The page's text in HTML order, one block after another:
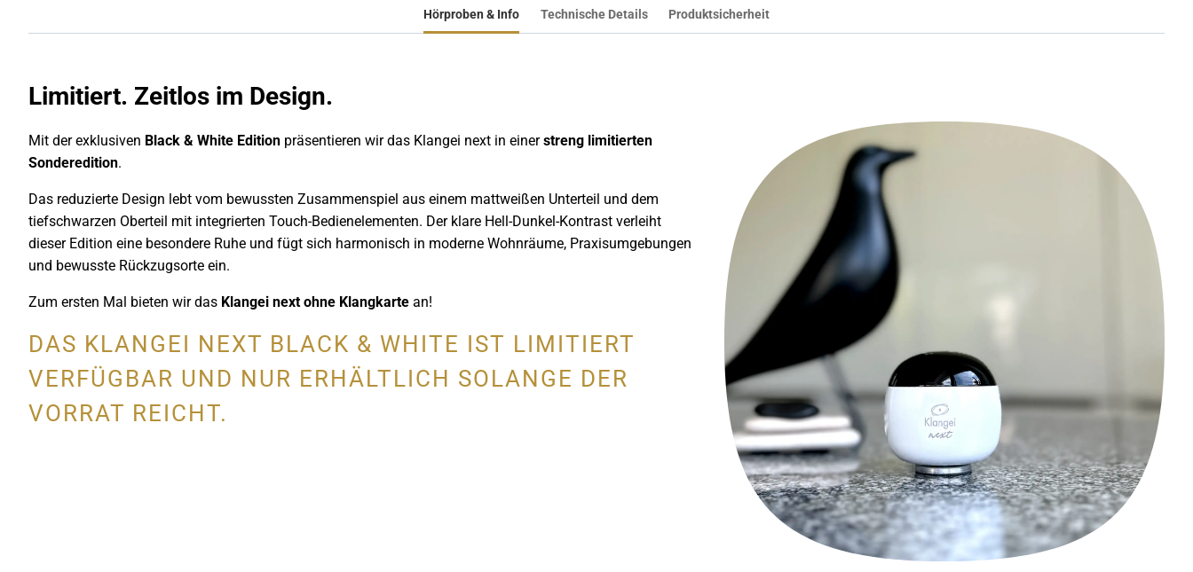
Hörproben & Info Technische Details Produktsicherheit
Limitiert. Zeitlos im Design.
Mit der exklusiven Black & White Edition präsentieren wir das Klangei next in einerstreng limitierten
Sonderedition.
Das reduzierte Design lebt vom bewussten Zusammenspiel aus einem mattweißen Unterteil und dem
tiefschwarzen Oberteil mit integrierten Touch-Bedienelementen. Der klare Hell-Dunkel-Kontrast verleiht
dieser Edition eine besondere Ruhe und fügt sich harmonisch in moderne Wohnräume, Praxisumgebungen
und bewusste Rückzugsorte ein.
Zum ersten Mal bieten wir das Klangei next ohne Klangkarte an!
DAS KLANGEI NEXT BLACK & WHITE IST LIMITIERT
VERFÜGBAR UND NUR ERHÄLTLICH SOLANGE DER
VORRAT REICHT.